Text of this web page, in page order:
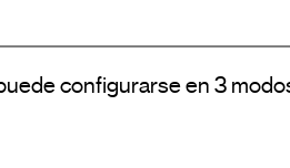
configurarse en 3